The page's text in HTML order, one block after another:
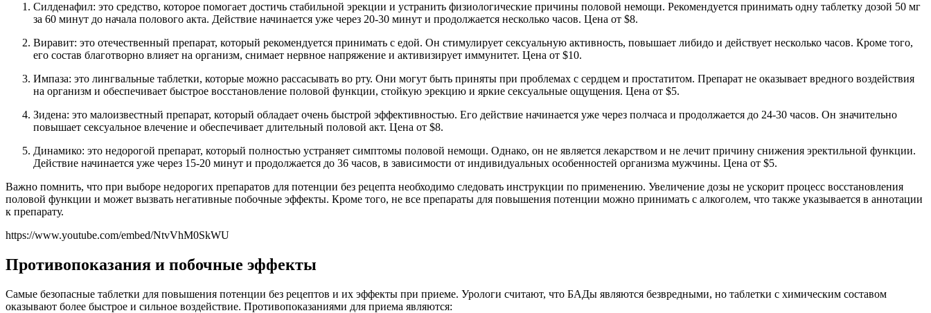
Силденафил: это средство, которое помогает достичь стабильной эрекции и устранить физиологические причины половой немощи. Рекомендуется принимать одну таблетку дозой 50 мг
за 60 минут до начала полового акта. Действие начинается уже через 20-30 минут и продолжается несколько часов. Цена от $8.
Виравит: это отечественный препарат, который рекомендуется принимать с едой. Он стимулирует сексуальную активность, повышает либидо и действует несколько часов. Кроме того,
его состав благотворно влияет на организм, снимает нервное напряжение и активизирует иммунитет. Цена от $10.
Импаза: это лингвальные таблетки, которые можно рассасывать во рту. Они могут быть приняты при проблемах с сердцем и простатитом. Препарат не оказывает вредного воздействия
на организм и обеспечивает быстрое восстановление половой функции, стойкую эрекцию и яркие сексуальные ощущения. Цена от $5.
Зидена: это малоизвестный препарат, который обладает очень быстрой эффективностью. Его действие начинается уже через полчаса и продолжается до 24-30 часов. Он значительно
повышает сексуальное влечение и обеспечивает длительный половой акт. Цена от $8.
Динамико: это недорогой препарат, который полностью устраняет симптомы половой немощи. Однако, он не является лекарством и не лечит причину снижения эректильной функции.
Действие начинается уже через 15-20 минут и продолжается до 36 часов, в зависимости от индивидуальных особенностей организма мужчины. Цена от $5.
Важно помнить, что при выборе недорогих препаратов для потенции без рецепта необходимо следовать инструкции по применению. Увеличение дозы не ускорит процесс восстановления
половой функции и может вызвать негативные побочные эффекты. Кроме того, не все препараты для повышения потенции можно принимать с алкоголем, что также указывается в аннотации
к препарату.
https://www.youtube.com/embed/NtvVhM0SkWU
Противопоказания и побочные эффекты
Самые безопасные таблетки для повышения потенции без рецептов и их эффекты при приеме. Урологи считают, что БАДы являются безвредными, но таблетки с химическим составом
оказывают более быстрое и сильное воздействие. Противопоказаниями для приема являются: